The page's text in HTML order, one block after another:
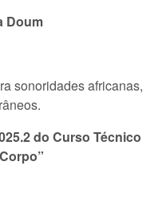
Doum
sonoridades africanas,
do Curso Técnico